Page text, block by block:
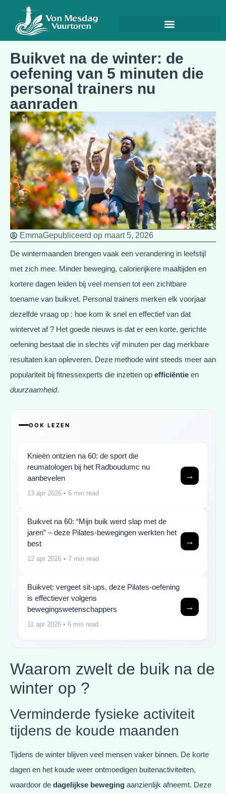
Buikvet na de winter: de
oefening van 5 minuten die
personal trainers nu
aanraden
EmmaGepubliceerd op maart 5, 2026
De wintermaanden brengen vaak een verandering in leefstijl
met zich mee. Minder beweging, calorierijkere maaltijden en
kortere dagen leiden bij veel mensen tot een zichtbare
toename van buikvet. Personal trainers merken elk voorjaar
dezelfde vraag op : hoe kom ik snel en effectief van dat
wintervet af ? Het goede nieuws is dat er een korte, gerichte
oefening bestaat die in slechts vijf minuten per dag merkbare
resultaten kan opleveren. Deze methode wint steeds meer aan
populariteit bij fitnessexperts die inzetten op efficiëntie en
duurzaamheid.
OOK LEZEN
Knieën ontzien na 60: de sport die
reumatologen bij het Radboudumc nu
aanbevelen
13 apr 2026 • 6 min read
→
Buikvet na 60: “Mijn buik werd slap met de
jaren” – deze Pilates-bewegingen werkten het
best
12 apr 2026 • 7 min read
→
Buikvet: vergeet sit-ups, deze Pilates-oefening
is effectiever volgens
bewegingswetenschappers
11 apr 2026 • 6 min read
→
Waarom zwelt de buik na de
winter op ?
Verminderde fysieke activiteit
tijdens de koude maanden
Tijdens de winter blijven veel mensen vaker binnen. De korte
dagen en het koude weer ontmoedigen buitenactiviteiten,
waardoor de dagelijkse beweging aanzienlijk afneemt. Deze